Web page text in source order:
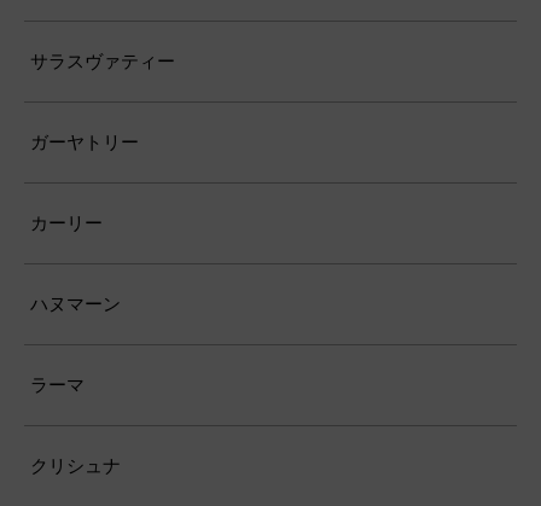
サラスヴァティー
ガーヤトリー
カーリー
ハヌマーン
ラーマ
クリシュナ